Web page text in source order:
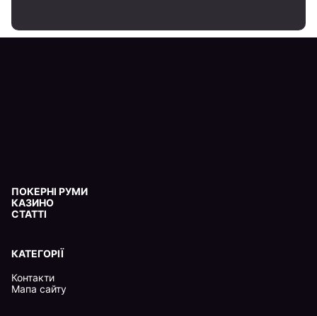
ПОКЕРНІ РУМИ
КАЗИНО
СТАТТІ
КАТЕГОРІЇ
Контакти
Мапа сайту